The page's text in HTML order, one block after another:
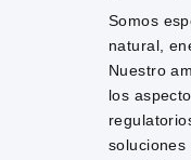
Somos
natural,
Nuestro
los
soluciones